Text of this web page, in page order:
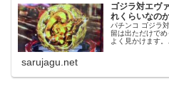
ゴジラ対エヴ
れくらいなの
パチンコ ゴジラ
留は出ただけで
よく見かけます
sarujagu.net